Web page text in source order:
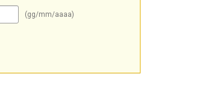
(gg/mm/aaaa)